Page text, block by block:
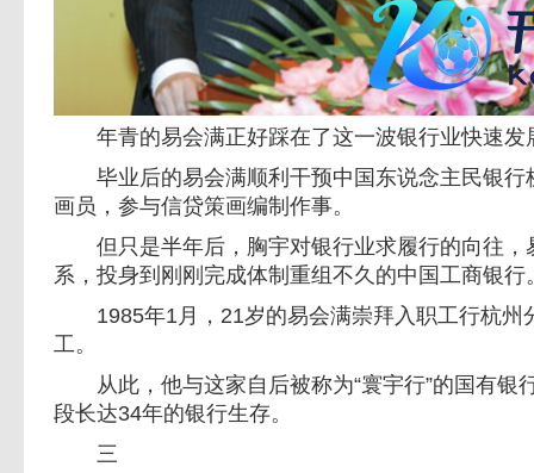
年青的易会满正好踩在了这一波银行业快速发
毕业后的易会满顺利干预中国东说念主民银行
画员，参与信贷策画编制作事。
但只是半年后，胸宇对银行业求履行的向往，
系，投身到刚刚完成体制重组不久的中国工商银行
1985年1月，21岁的易会满崇拜入职工行杭州
工。
从此，他与这家自后被称为“寰宇行”的国有银
段长达34年的银行生存。
三